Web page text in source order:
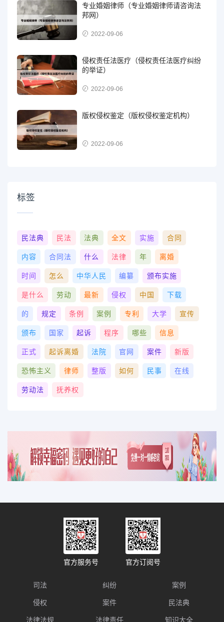
专业婚姻律师（专业婚姻律师请咨询法
邦网）
2022-09-06
侵权责任法医疗（侵权责任法医疗纠纷
的举证）
2022-09-06
版权侵权鉴定（版权侵权鉴定机构）
2022-09-06
标签
民法典 民法 法典 全文 实施 合同
内容 合同法 什么 法律 年 离婚
时间 怎么 中华人民 编纂 颁布实施
是什么 劳动 最新 侵权 中国 下载
的 规定 条例 案例 专利 大学 宣传
颁布 国家 起诉 程序 哪些 信息
正式 起诉离婚 法院 官网 案件 新版
恐怖主义 律师 整版 如何 民事 在线
劳动法 抚养权
官方服务号 官方订阅号
司法 纠纷 案例
侵权 案件 民法典
法律法规 法律责任 知识大全